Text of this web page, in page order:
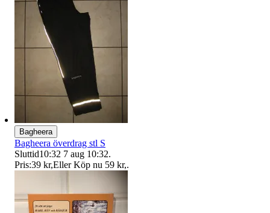
Bagheera
Bagheera överdrag stl S
Sluttid10:32 7 aug 10:32.
Pris:39 kr,Eller Köp nu 59 kr,.